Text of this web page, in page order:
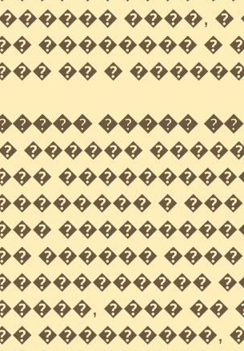
����,
�������� �
�� �
����� ��
������
�
������
���� ��
���������,